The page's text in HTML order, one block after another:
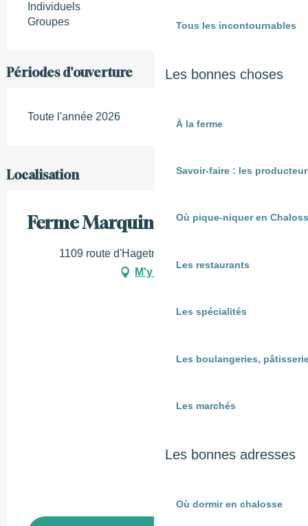
Tous les incontournables
Les bonnes choses
À la ferme
Savoir-faire : les
Où pique-niquer en
Les restaurants
Les spécialités
Les boulangeries,
Les marchés
Les bonnes adresses
Où dormir en chalosse
Individuels
Groupes
Périodes d'ouverture
Toute l'année 2026
Localisation
Ferme Marquine
1109 route d'Hagetmau, 40250 Mugron
M'y rendre